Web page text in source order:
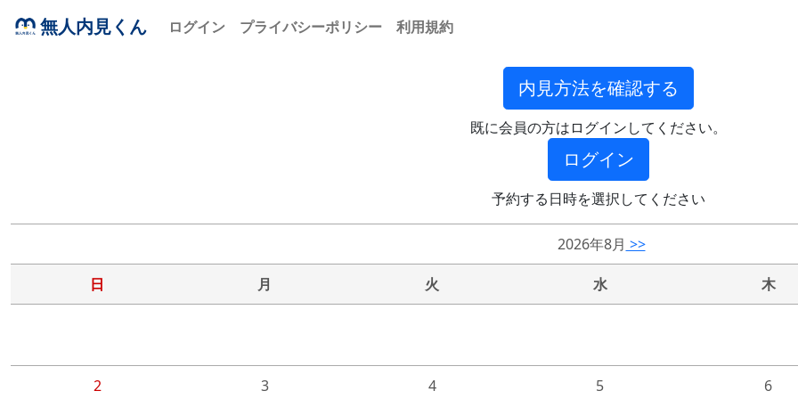
無人内見くん ログイン プライバシーポリシー 利用規約
内見方法を確認する
既に会員の方はログインしてください。
ログイン
予約する日時を選択してください
2026年8月 >>
日 月 火 水 木
2
3
4
5
6